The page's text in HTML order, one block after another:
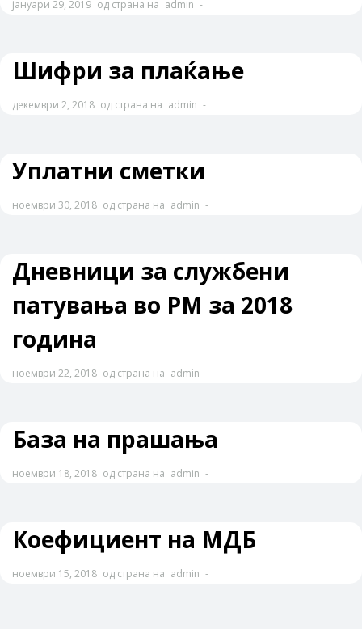
јануари 29, 2019 од страна на admin -
Шифри за плаќање
декември 2, 2018 од страна на admin -
Уплатни сметки
ноември 30, 2018 од страна на admin -
Дневници за службени
патувања во РМ за 2018
година
ноември 22, 2018 од страна на admin -
База на прашања
ноември 18, 2018 од страна на admin -
Коефициент на МДБ
ноември 15, 2018 од страна на admin -